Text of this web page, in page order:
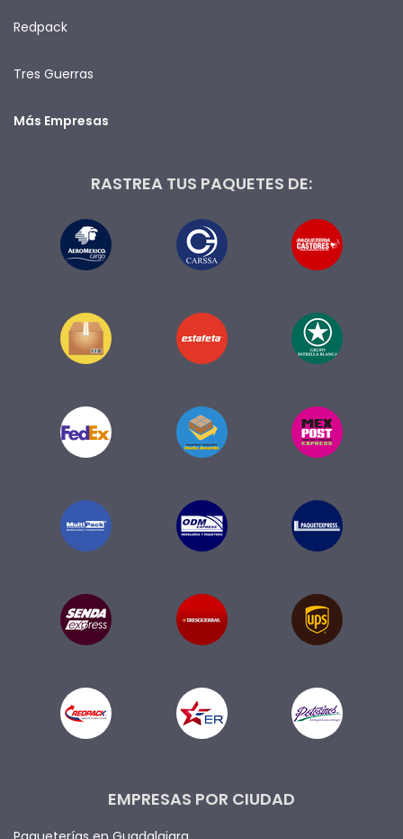
Redpack
Tres Guerras
Más Empresas
RASTREA TUS PAQUETES DE:
EMPRESAS POR CIUDAD